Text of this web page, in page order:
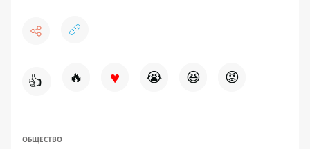
👍 🔥 ♥ 😭 😆 😡
ОБЩЕСТВО